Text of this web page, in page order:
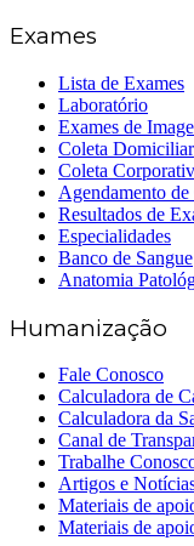
Exames
Lista de Exames
Laboratório
Exames de
Coleta Domiciliar
Coleta
Agendamento de
Resultados de
Especialidades
Banco de Sangue
Anatomia
Humanização
Fale Conosco
Calculadora de
Calculadora da
Canal de
Trabalhe
Artigos e
Materiais de
Materiais de